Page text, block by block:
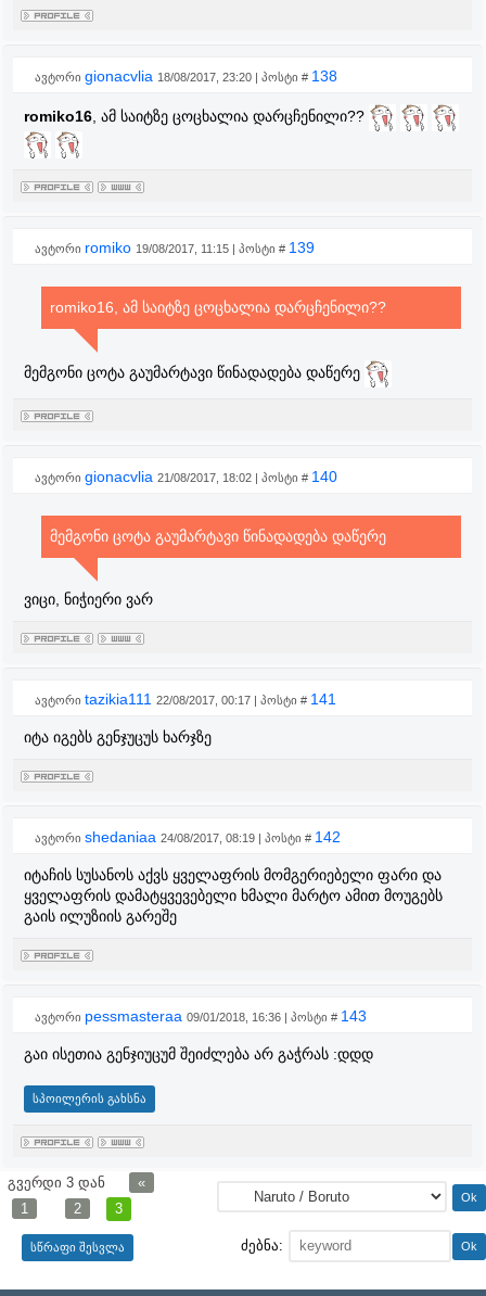
ავტორი gionacvlia 18/08/2017, 23:20 | პოსტი # 138
romiko16, ამ საიტზე ცოცხალია დარცჩენილი??
ავტორი romiko 19/08/2017, 11:15 | პოსტი # 139
romiko16, ამ საიტზე ცოცხალია დარცჩენილი??
მემგონი ცოტა გაუმარტავი წინადადება დაწერე
ავტორი gionacvlia 21/08/2017, 18:02 | პოსტი # 140
მემგონი ცოტა გაუმარტავი წინადადება დაწერე
ვიცი, ნიჭიერი ვარ
ავტორი tazikia111 22/08/2017, 00:17 | პოსტი # 141
იტა იგებს გენჯუცუს ხარჯზე
ავტორი shedaniaa 24/08/2017, 08:19 | პოსტი # 142
იტაჩის სუსანოს აქვს ყველაფრის მომგერიებელი ფარი და
ყველაფრის დამატყვევებელი ხმალი მარტო ამით მოუგებს
გაის ილუზიის გარეშე
ავტორი pessmasteraa 09/01/2018, 16:36 | პოსტი # 143
გაი ისეთია გენჯიუცუმ შეიძლება არ გაჭრას :დდდ
გვერდი 3 დან
«
1
2 3
ძებნა: